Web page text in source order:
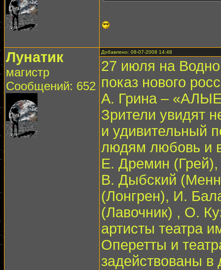
Лунатик
магистр
Сообщений: 652
Добавлено: 08-07-2008 14:48
27 июля на
показ нового
А. Грина –
Зрители увидят
и удивительный
людям любовь и
Е. Дремин
В. Дыбский
(Лонгрен), И.
(Лавочник) , О.
артисты театра
Оперетты и
задействованы в